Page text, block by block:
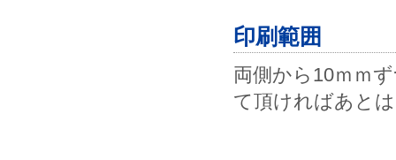
印刷範囲
両側から10ｍｍ
て頂ければあと